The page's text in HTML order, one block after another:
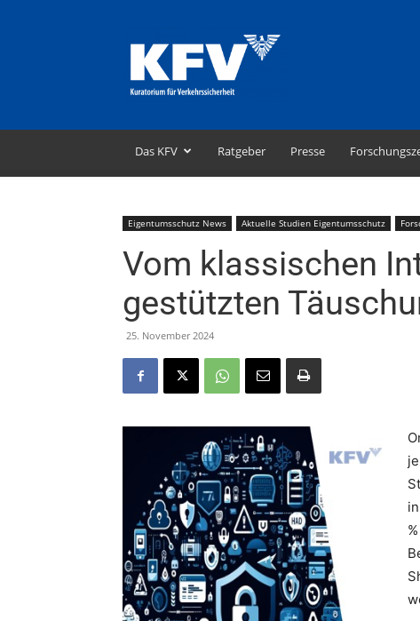
–
Kuratorium
für
Das KFV Ratgeber Presse
Eigentumsschutz News Aktuelle Studien Eigentumsschutz
Vom klassischen
gestützten
25. November 2024